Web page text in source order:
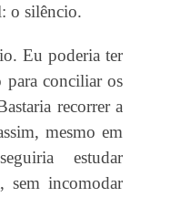
o silêncio.
Eu poderia ter
para conciliar os
recorrer a
mesmo em
estudar
sem incomodar